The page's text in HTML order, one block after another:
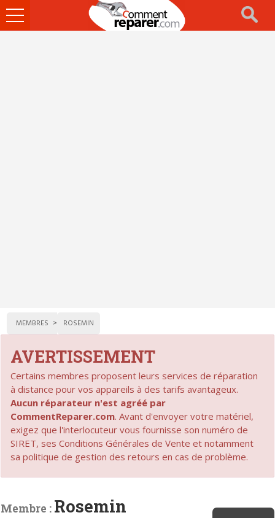
Ouvrir
le
MEMBRES ROSEMIN
AVERTISSEMENT
Certains membres proposent leurs services de réparation
à distance pour vos appareils à des tarifs avantageux.
Aucun réparateur n'est agréé par
CommentReparer.com. Avant d'envoyer votre matériel,
exigez que l'interlocuteur vous fournisse son numéro de
SIRET, ses Conditions Générales de Vente et notamment
sa politique de gestion des retours en cas de problème.
Membre : Rosemin